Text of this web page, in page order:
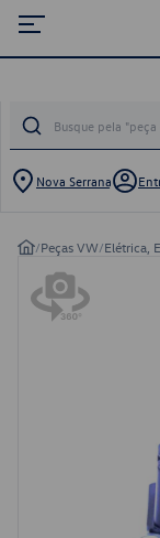
Nova Serrana
/Peças VW/Elétrica,